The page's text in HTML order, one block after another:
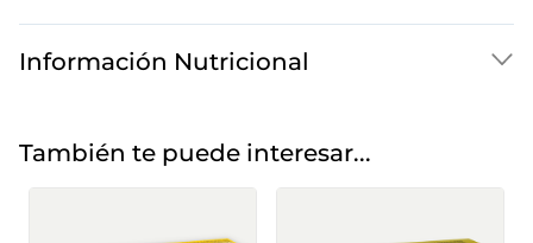
Información Nutricional
También te puede interesar...